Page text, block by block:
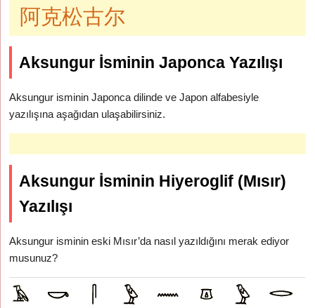
阿克松古尔
Aksungur İsminin Japonca Yazılışı
Aksungur isminin Japonca dilinde ve Japon alfabesiyle
yazılışına aşağıdan ulaşabilirsiniz.
Aksungur İsminin Hiyeroglif (Mısır)
Yazılışı
Aksungur isminin eski Mısır’da nasıl yazıldığını merak ediyor
musunuz?